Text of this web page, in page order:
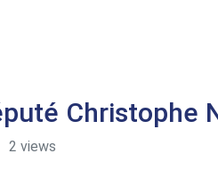
Christophe
2 views